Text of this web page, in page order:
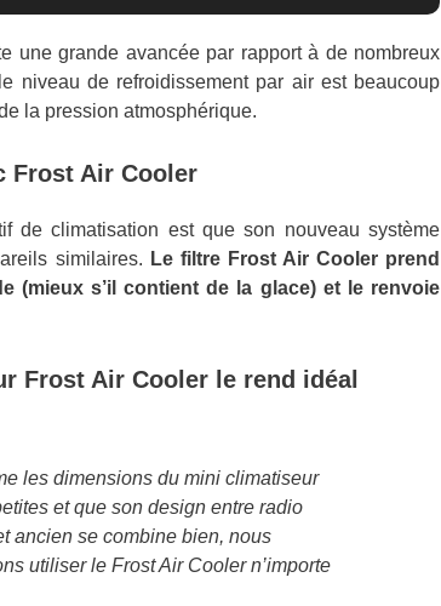
une grande avancée par rapport à de nombreux
niveau de refroidissement par air est beaucoup
la pression atmosphérique.
Frost Air Cooler
de climatisation est que son nouveau système
similaires. Le filtre Frost Air Cooler prend
(mieux s’il contient de la glace) et le renvoie
Frost Air Cooler le rend idéal
les dimensions du mini climatiseur
et que son design entre radio
ancien se combine bien, nous
utiliser le Frost Air Cooler n’importe